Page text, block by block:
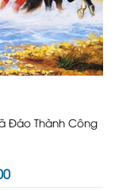
Đáo Thành Công